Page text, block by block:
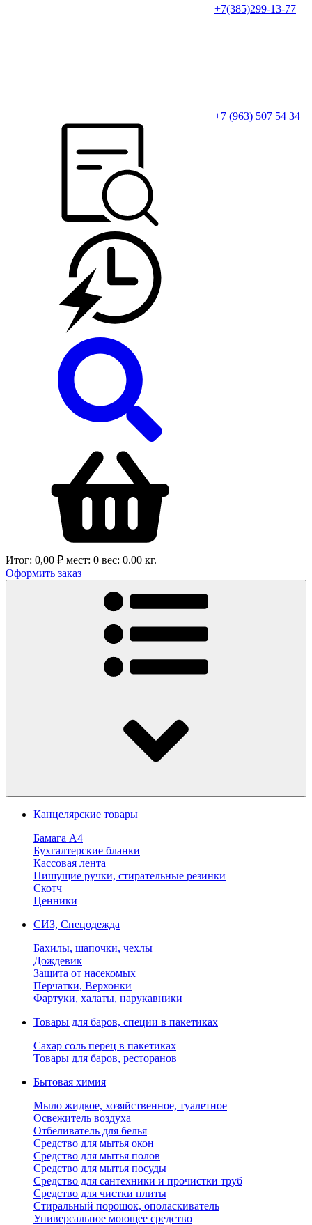
+7(385)299-13-77
+7 (963) 507 54 34
Итог: 0,00 ₽ мест: 0 вес: 0.00 кг.
Оформить заказ
Канцелярские товары
Бамага А4
Бухгалтерские бланки
Кассовая лента
Пишущие ручки, стирательные резинки
Скотч
Ценники
СИЗ, Спецодежда
Бахилы, шапочки, чехлы
Дождевик
Защита от насекомых
Перчатки, Верхонки
Фартуки, халаты, нарукавники
Товары для баров, специи в пакетиках
Сахар соль перец в пакетиках
Товары для баров, ресторанов
Бытовая химия
Мыло жидкое, хозяйственное, туалетное
Освежитель воздуха
Отбеливатель для белья
Средство для мытья окон
Средство для мытья полов
Средство для мытья посуды
Средство для сантехники и прочистки труб
Средство для чистки плиты
Стиральный порошок, ополаскиватель
Универсальное моющее средство